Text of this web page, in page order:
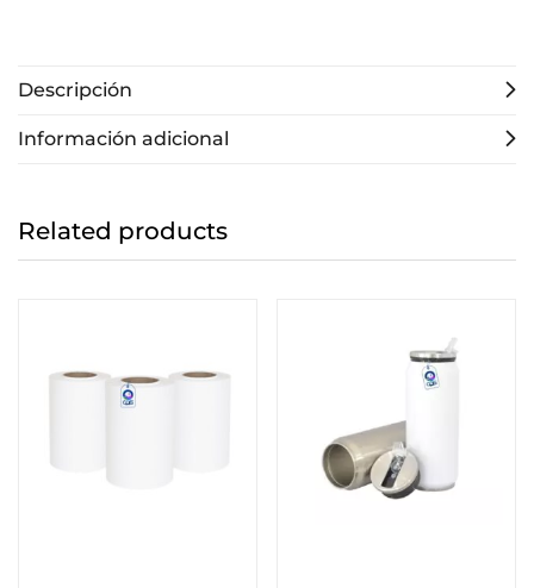
Descripción
Información adicional
Related products